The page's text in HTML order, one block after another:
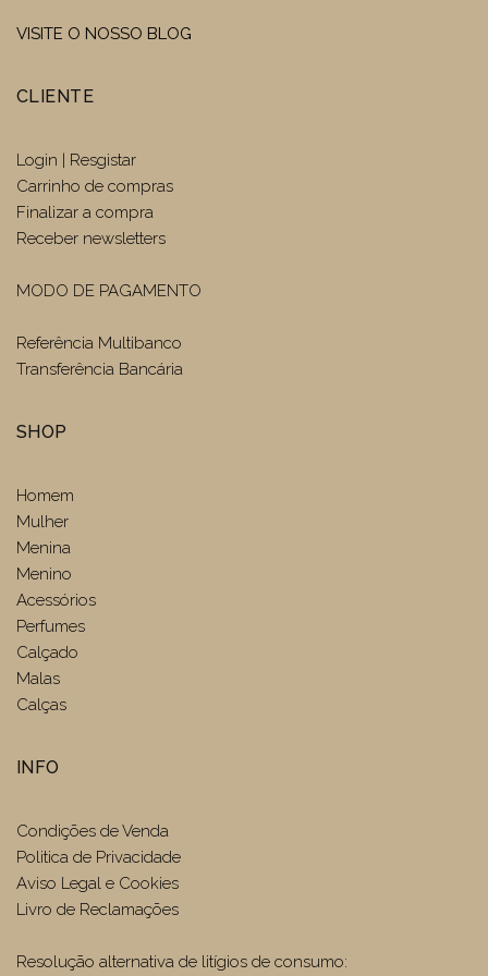
VISITE O NOSSO BLOG
CLIENTE
Login | Resgistar
Carrinho de compras
Finalizar a compra
Receber newsletters
MODO DE PAGAMENTO
Referência Multibanco
Transferência Bancária
SHOP
Homem
Mulher
Menina
Menino
Acessórios
Perfumes
Calçado
Malas
Calças
INFO
Condições de Venda
Politica de Privacidade
Aviso Legal e Cookies
Livro de Reclamações
Resolução alternativa de litígios de consumo: